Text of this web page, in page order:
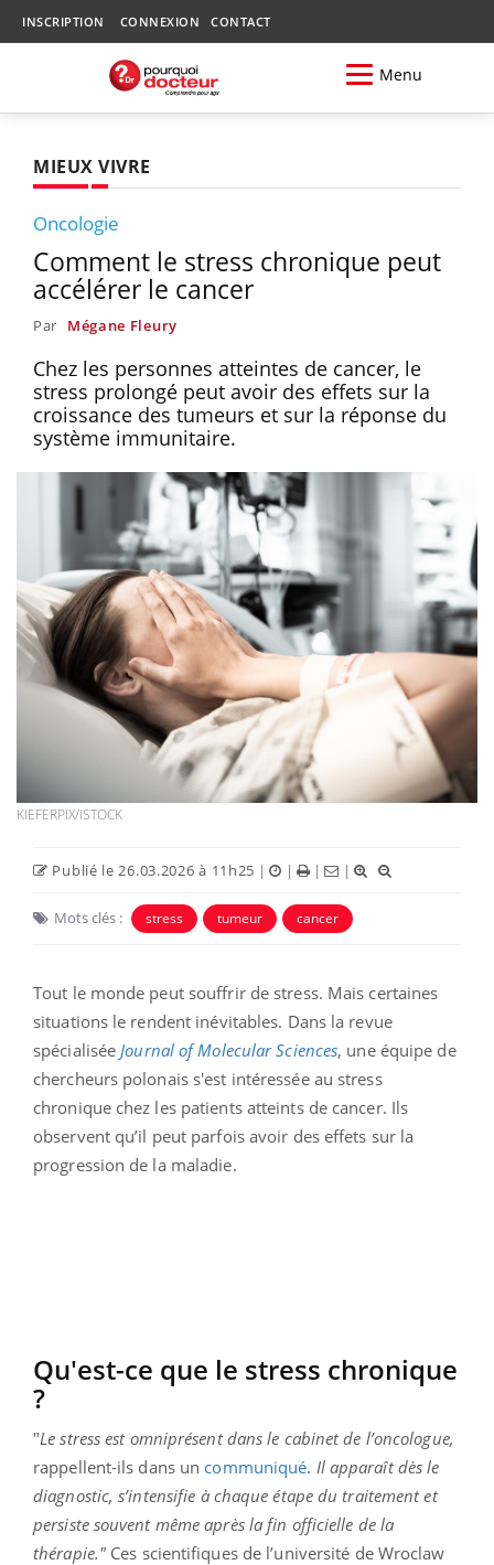
INSCRIPTION CONNEXION CONTACT
Menu
MIEUX VIVRE
Oncologie
Comment le stress chronique peut
accélérer le cancer
Par Mégane Fleury
Chez les personnes atteintes de cancer, le
stress prolongé peut avoir des effets sur la
croissance des tumeurs et sur la réponse du
système immunitaire.
KIEFERPIX/ISTOCK
Publié le 26.03.2026 à 11h25 | | | |
Mots clés : stress tumeur cancer
Tout le monde peut souffrir de stress. Mais certaines
situations le rendent inévitables. Dans la revue
spécialisée Journal of Molecular Sciences, une équipe de
chercheurs polonais s'est intéressée au stress
chronique chez les patients atteints de cancer. Ils
observent qu’il peut parfois avoir des effets sur la
progression de la maladie.
Qu'est-ce que le stress chronique
?
"Le stress est omniprésent dans le cabinet de l’oncologue,
rappellent-ils dans un communiqué. Il apparaît dès le
diagnostic, s’intensifie à chaque étape du traitement et
persiste souvent même après la fin officielle de la
thérapie." Ces scientifiques de l’université de Wroclaw